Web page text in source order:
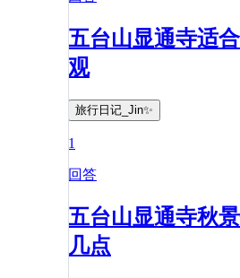
五台山显通寺适
观
旅行日记_Jin✨
1
回答
五台山显通寺秋
几点